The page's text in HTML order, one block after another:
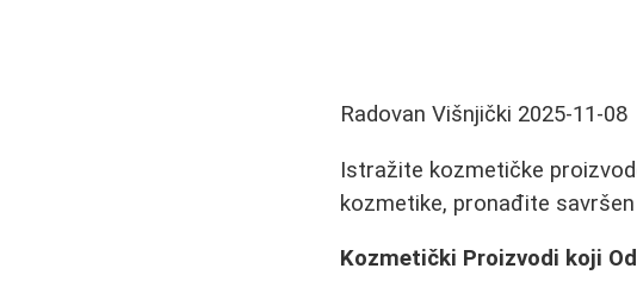
Radovan Višnjički 2025-11-08
Istražite kozmetičke
kozmetike, pronađite
Kozmetički Proizvodi koji